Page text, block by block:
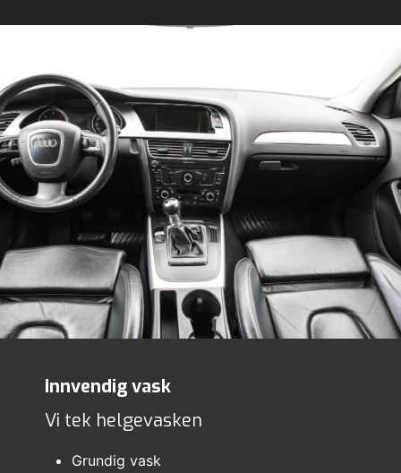
Innvendig vask
Vi tek helgevasken
Grundig vask